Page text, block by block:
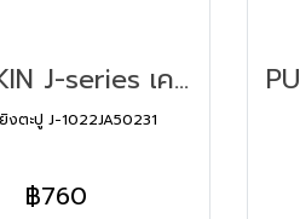
PUMPKIN J-series เครื่องยิงตะปู J-1022JA50231 (50231)
งตะปู J-1022JA50231
฿760